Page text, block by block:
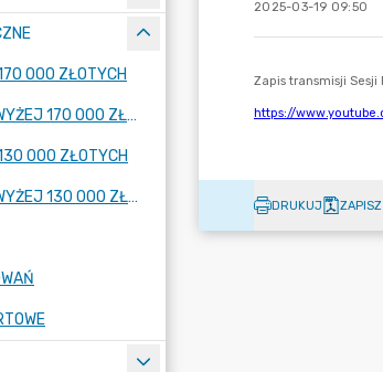
000 ZŁOTYCH
ZAMÓWIENIA POWYŻEJ 170 000 ZŁOTYCH
000 ZŁOTYCH
ZAMÓWIENIA POWYŻEJ 130 000 ZŁOTYCH
2025-03-19 09:50
DRUKUJ